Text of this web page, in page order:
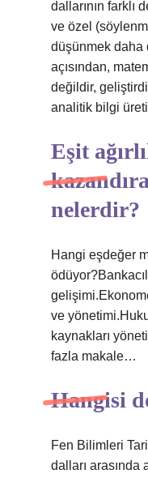
dallarının farklı
ve özel
düşünmek daha
açısından,
değildir,
analitik bilgi
Eşit
nelerdir?
Hangi eşdeğer
ve
kaynakları
fazla makale…
Hangisi
Fen Bilimleri
dalları arasında